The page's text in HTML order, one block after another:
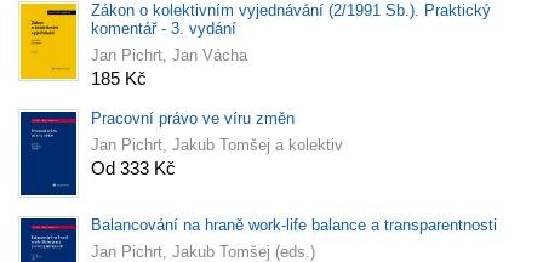
Zákon o kolektivním vyjednávání (2/1991 Sb.). Praktický
komentář - 3. vydání
Jan Pichrt, Jan Vácha
185 Kč
Pracovní právo ve víru změn
Jan Pichrt, Jakub Tomšej a kolektiv
Od 333 Kč
Balancování na hraně work-life balance a transparentnosti
Jan Pichrt, Jakub Tomšej (eds.)